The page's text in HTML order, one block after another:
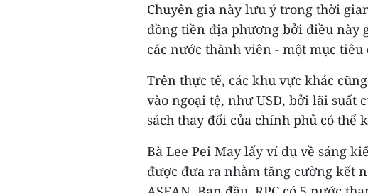
Chuyên gia này lưu ý trong thời
đồng tiền địa phương bởi điều này
các nước thành viên - một mục
Trên thực tế, các khu vực khác
vào ngoại tệ, như USD, bởi lãi suất
sách thay đổi của chính phủ có thể
Bà Lee Pei May lấy ví dụ về sáng
được đưa ra nhằm tăng cường kết